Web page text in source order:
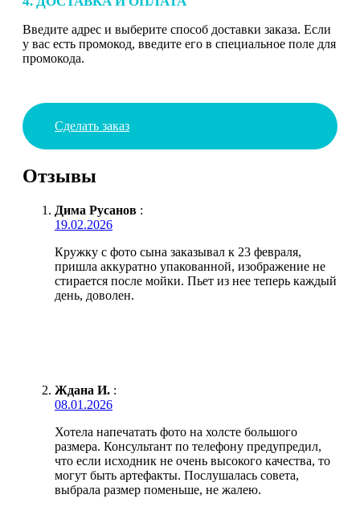
Введите адрес и выберите способ доставки заказа. Если
у вас есть промокод, введите его в специальное поле для
промокода.
Сделать заказ
Отзывы
Дима Русанов :
19.02.2026
Кружку с фото сына заказывал к 23 февраля,
пришла аккуратно упакованной, изображение не
стирается после мойки. Пьет из нее теперь каждый
день, доволен.
Ждана И. :
08.01.2026
Хотела напечатать фото на холсте большого
размера. Консультант по телефону предупредил,
что если исходник не очень высокого качества, то
могут быть артефакты. Послушалась совета,
выбрала размер поменьше, не жалею.